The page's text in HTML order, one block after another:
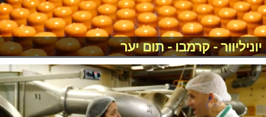
יוניליוור - קרמבו - תום יער